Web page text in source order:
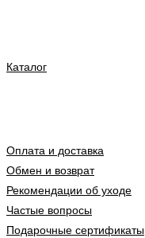
Каталог
Оплата и доставка
Обмен и возврат
Рекомендации об уходе
Частые вопросы
Подарочные сертификаты